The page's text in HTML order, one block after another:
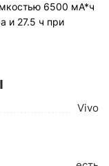
6500 мА*ч
и 27.5 ч при
Vivo